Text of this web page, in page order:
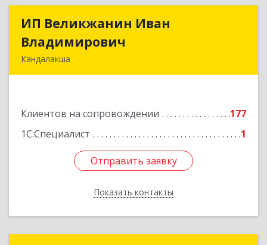
ИП Великжанин Иван
Владимирович
Кандалакша
Клиентов на сопровождении
177
1С:Специалист
1
Отправить заявку
Показать контакты
ИП Великжанин Иван
Подробнее
Отправить заявку
Назад